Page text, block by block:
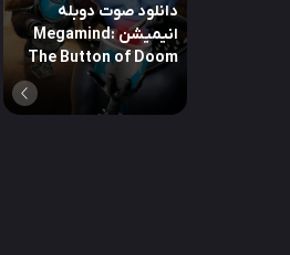
دانلود صوت دوبله
انیمیشن Megamind:
The Button of Doom